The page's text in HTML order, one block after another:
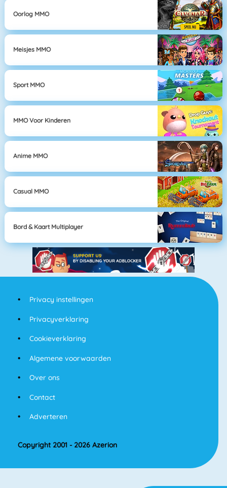
Oorlog MMO
Meisjes MMO
Sport MMO
MMO Voor Kinderen
Anime MMO
Casual MMO
Bord & Kaart Multiplayer
Privacy instellingen
Privacyverklaring
Cookieverklaring
Algemene voorwaarden
Over ons
Contact
Adverteren
Copyright 2001 - 2026 Azerion